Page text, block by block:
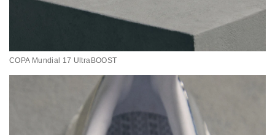
COPA Mundial 17 UltraBOOST